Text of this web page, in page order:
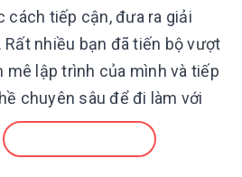
cách tiếp cận, đưa ra giải
nhiều bạn đã tiến bộ vượt
mê lập trình của mình và tiếp
chuyên sâu để đi làm với